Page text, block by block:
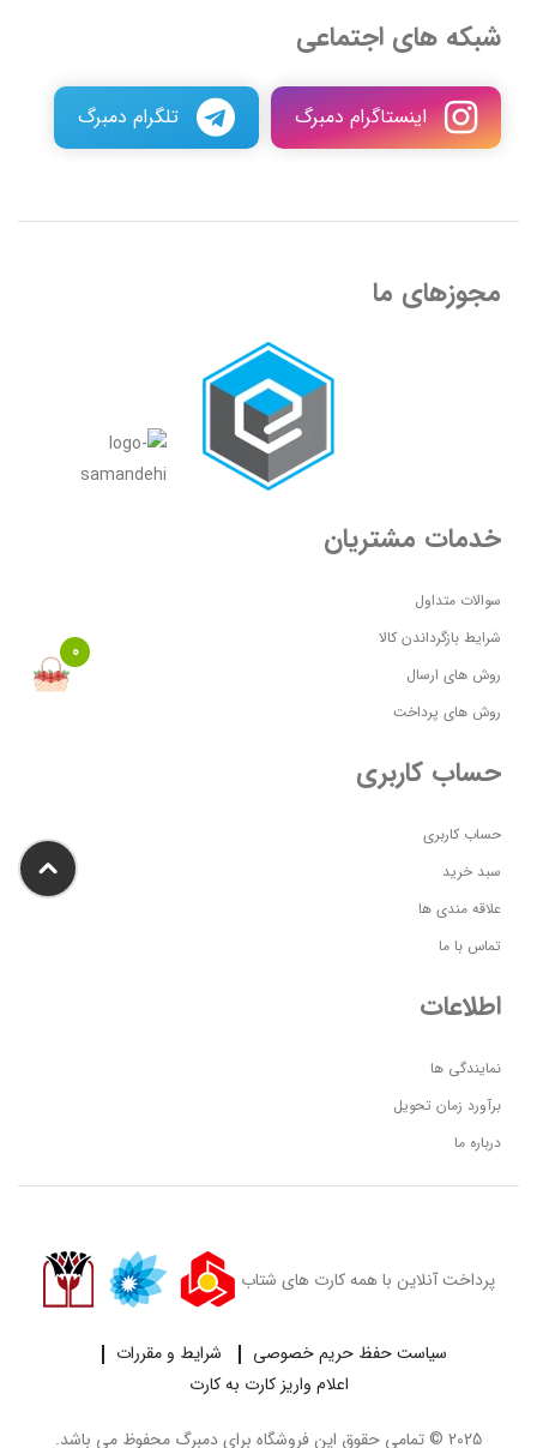
شبکه های اجتماعی
اینستاگرام دمبرگ تلگرام دمبرگ
مجوزهای ما
خدمات مشتریان
سوالات متداول
شرایط بازگرداندن کالا
روش های ارسال
روش های پرداخت
حساب کاربری
حساب کاربری
سبد خرید
علاقه مندی ها
تماس با ما
اطلاعات
نمایندگی ها
برآورد زمان تحویل
درباره ما
پرداخت آنلاین با همه کارت های شتاب
سیاست حفظ حریم خصوصی
شرایط و مقررات
اعلام واریز کارت به کارت
2025 © تمامی حقوق این فروشگاه برای دمبرگ محفوظ می باشد.
0